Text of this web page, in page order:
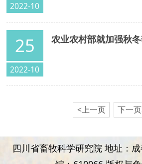
2022-10
25
2022-10
<上一页 下一
四川省畜牧科学研究院 地址：